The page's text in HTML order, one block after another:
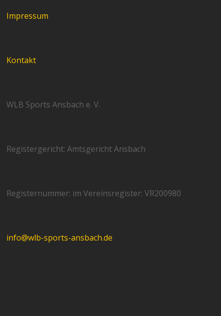
Impressum
Kontakt
WLB Sports Ansbach e. V.
Registergericht: Amtsgericht Ansbach
Registernummer: im Vereinsregister: VR200980
info@wlb-sports-ansbach.de